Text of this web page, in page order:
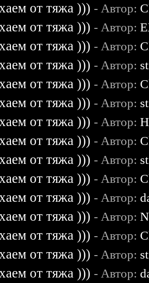
от тяжа ))) - Автор:
от тяжа ))) - Автор:
от тяжа ))) - Автор:
от тяжа ))) - Автор:
от тяжа ))) - Автор:
от тяжа ))) - Автор:
от тяжа ))) - Автор:
от тяжа ))) - Автор:
от тяжа ))) - Автор:
от тяжа ))) - Автор:
от тяжа ))) - Автор:
от тяжа ))) - Автор:
от тяжа ))) - Автор:
от тяжа ))) - Автор:
от тяжа ))) - Автор: